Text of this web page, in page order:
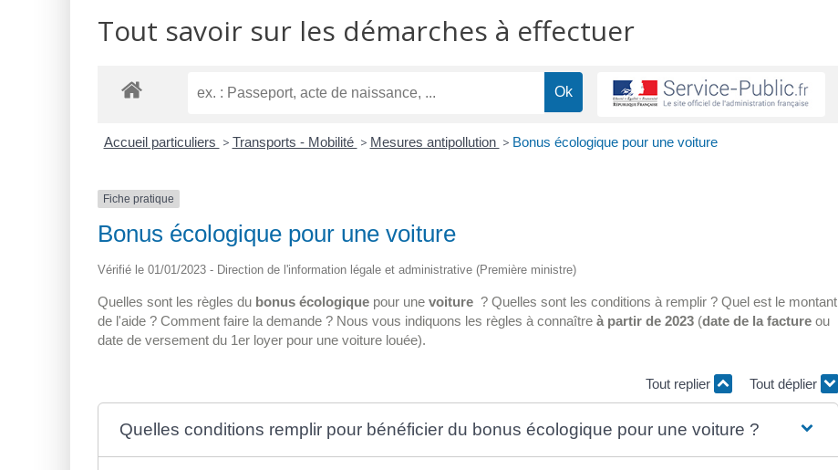
Tout savoir sur les démarches à effectuer
Accueil particuliers > Transports - Mobilité > Mesures antipollution > Bonus écologique pour une voiture
Fiche pratique
Bonus écologique pour une voiture
Vérifié le 01/01/2023 - Direction de l'information légale et administrative (Première ministre)
Quelles sont les règles du bonus écologique pour une voiture ? Quelles sont les conditions à remplir ? Quel est le montant
de l'aide ? Comment faire la demande ? Nous vous indiquons les règles à connaître à partir de 2023 (date de la facture ou
date de versement du 1er loyer pour une voiture louée).
Tout replier Tout déplier
Quelles conditions remplir pour bénéficier du bonus écologique pour une voiture ?